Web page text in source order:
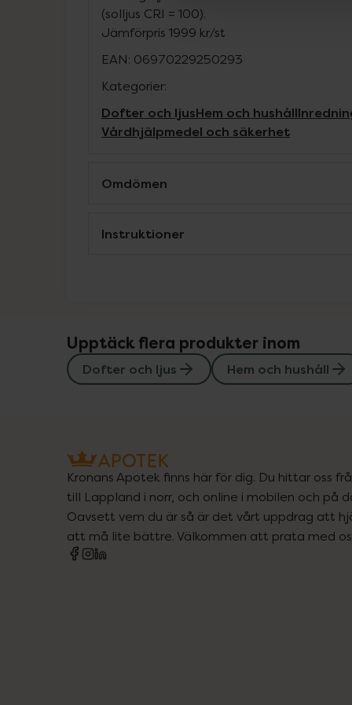
(solljus CRI = 100).
Jämförpris 1999 kr/st
EAN: 06970229250293
Kategorier:
Dofter och ljusHem och hushåll
Vårdhjälpmedel och säkerhet
Omdömen
Instruktioner
Upptäck flera produkter inom
Dofter och ljus Hem och hushåll
Kronans Apotek finns här för dig. Du hittar oss
till Lappland i norr, och online i mobilen och på
Oavsett vem du är så är det vårt uppdrag att
att må lite bättre. Välkommen att prata med